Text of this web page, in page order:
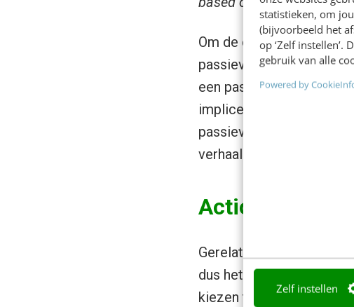
statistieken, om
(bijvoorbeeld het
op ‘Zelf instellen’.
gebruik van alle
Powered by
Zelf instellen
Om de een of andere
passieve vorm.
een passieve toon en
impliceren. Advies blijft
passieve toon tot een
verhaal. Laat ze niets
Action vs. d
Gerelateerd: bepaal
dus het belangrijkste
kiezen tussen een